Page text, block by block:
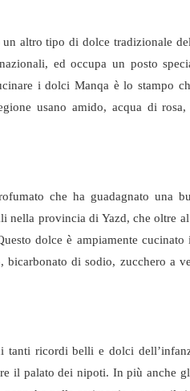
altro tipo di dolce tradizionale
ed occupa un posto
i dolci Manqa è lo stampo
usano amido, acqua di
che ha guadagnato una
provincia di Yazd, che oltre
dolce è ampiamente
di sodio, zucchero a
tanti ricordi belli e dolci
il palato dei nipoti. In più anche